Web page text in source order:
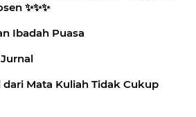
✨️✨️✨️
Ibadah Puasa
Mata Kuliah Tidak Cukup